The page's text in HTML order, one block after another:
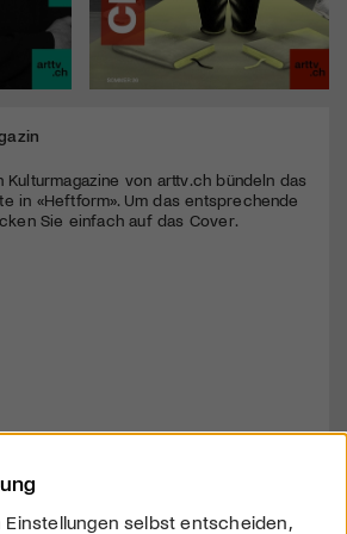
von arttv.ch bündeln das
in «Heftform». Um das entsprechende
Sie einfach auf das Cover.
selbst entscheiden,